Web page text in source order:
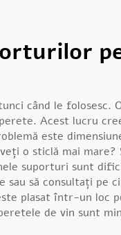
când le folosesc.
Acest lucru
este
o sticlă mai mare?
suporturi sunt
să consultați pe
plasat într-un loc
de vin sunt